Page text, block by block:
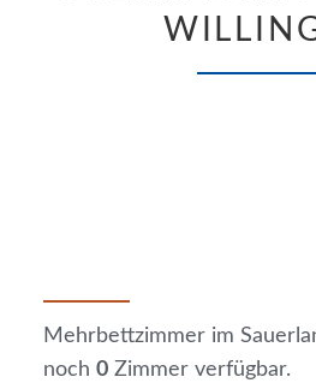
Mehrbettzimmer im
noch 0Zimmer verfügbar.